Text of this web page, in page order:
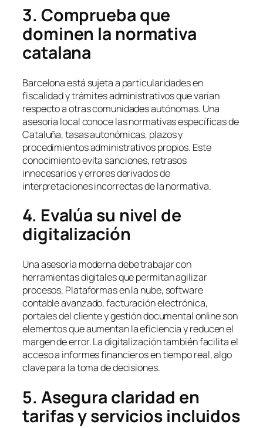
3. Comprueba que
dominen la normativa
catalana
Barcelona está sujeta a particularidades en
fiscalidad y trámites administrativos que varían
respecto a otras comunidades autónomas. Una
asesoría local conoce las normativas específicas de
Cataluña, tasas autonómicas, plazos y
procedimientos administrativos propios. Este
conocimiento evita sanciones, retrasos
innecesarios y errores derivados de
interpretaciones incorrectas de la normativa.
4. Evalúa su nivel de
digitalización
Una asesoría moderna debe trabajar con
herramientas digitales que permitan agilizar
procesos. Plataformas en la nube, software
contable avanzado, facturación electrónica,
portales del cliente y gestión documental online son
elementos que aumentan la eficiencia y reducen el
margen de error. La digitalización también facilita el
acceso a informes financieros en tiempo real, algo
clave para la toma de decisiones.
5. Asegura claridad en
tarifas y servicios incluidos